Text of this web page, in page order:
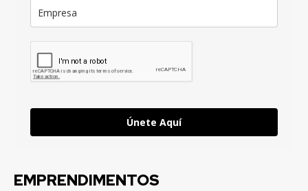
Únete Aquí
EMPRENDIMENTOS